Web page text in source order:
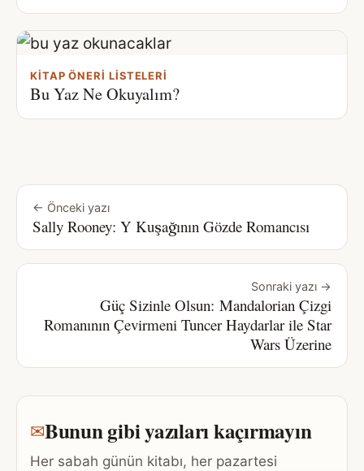
KITAP ÖNERI LISTELERI
Bu Yaz Ne Okuyalım?
← Önceki yazı
Sally Rooney: Y Kuşağının Gözde Romancısı
Sonraki yazı →
Güç Sizinle Olsun: Mandalorian Çizgi
Romanının Çevirmeni Tuncer Haydarlar ile Star
Wars Üzerine
✉Bunun gibi yazıları kaçırmayın
Her sabah günün kitabı, her pazartesi